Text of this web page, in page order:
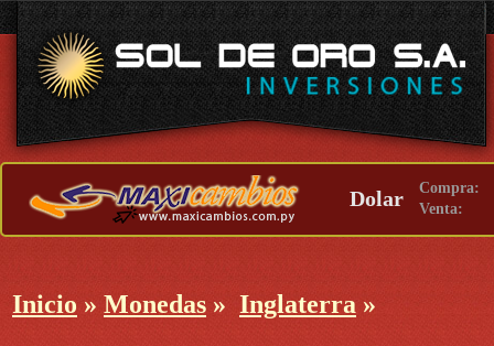
Dolar
Compra:
Venta:
Inicio » Monedas » Inglaterra »